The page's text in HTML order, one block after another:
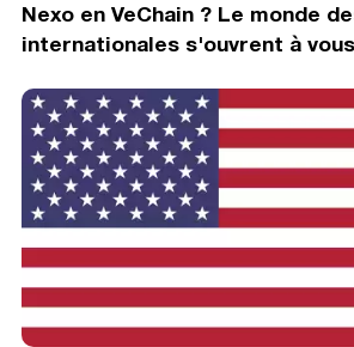
Nexo en VeChain ? Le monde
internationales s'ouvrent à